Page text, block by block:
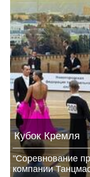
Кубок Кремля
"Соревнование
компании